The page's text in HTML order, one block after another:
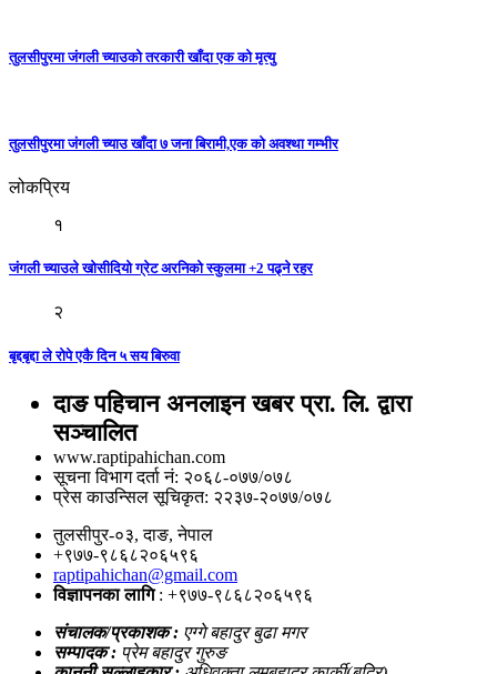
तुलसीपुरमा जंगली च्याउको तरकारी खाँदा एक को मृत्यु
तुलसीपुरमा जंगली च्याउ खाँदा ७ जना बिरामी,एक को अवश्था गम्भीर
लोकप्रिय
१
जंगली च्याउले खोसीदियो ग्रेट अरनिको स्कुलमा +2 पढ्ने रहर
२
बृद्दबृद्दा ले रोपे एकै दिन ५ सय बिरुवा
दाङ पहिचान अनलाइन खबर प्रा. लि. द्वारा
सञ्चालित
www.raptipahichan.com
सूचना विभाग दर्ता नं: २०६८-०७७/०७८
प्रेस काउन्सिल सूचिकृत: २२३७-२०७७/०७८
तुलसीपुर-०३, दाङ, नेपाल
+९७७-९८६८२०६५९६
raptipahichan@gmail.com
विज्ञापनका लागि: +९७७-९८६८२०६५९६
संचालक/प्रकाशक : एग्गे बहादुर बुढा मगर
सम्पादक : प्रेम बहादुर गुरुङ